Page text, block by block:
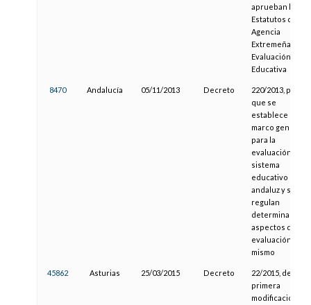
aprueban los
Estatutos de la
Agencia
Extremeña de
Evaluación
Educativa
8470 Andalucía 05/11/2013 Decreto
220/2013, por el
que se
establece el
marco general
para la
evaluación del
sistema
educativo
andaluz y se
regulan
determinados
aspectos de la
evaluación del
mismo
45862 Asturias 25/03/2015 Decreto
22/2015, de
primera
modificación